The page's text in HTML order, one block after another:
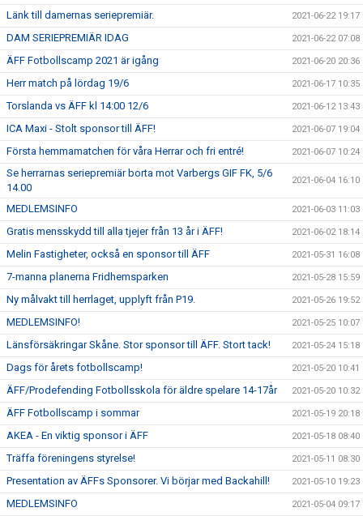
Länk till damernas seriepremiär. 2021-06-22 19:17
DAM SERIEPREMIÄR IDAG 2021-06-22 07:08
ÄFF Fotbollscamp 2021 är igång 2021-06-20 20:36
Herr match på lördag 19/6 2021-06-17 10:35
Torslanda vs ÄFF kl 14:00 12/6 2021-06-12 13:43
ICA Maxi - Stolt sponsor till ÄFF! 2021-06-07 19:04
Första hemmamatchen för våra Herrar och fri entré! 2021-06-07 10:24
Se herrarnas seriepremiär borta mot Varbergs GIF FK, 5/6
14.00
2021-06-04 16:10
MEDLEMSINFO 2021-06-03 11:03
Gratis mensskydd till alla tjejer från 13 år i ÄFF! 2021-06-02 18:14
Melin Fastigheter, också en sponsor till ÄFF 2021-05-31 16:08
7-manna planerna Fridhemsparken 2021-05-28 15:59
Ny målvakt till herrlaget, upplyft från P19. 2021-05-26 19:52
MEDLEMSINFO! 2021-05-25 10:07
Länsförsäkringar Skåne. Stor sponsor till ÄFF. Stort tack! 2021-05-24 15:18
Dags för årets fotbollscamp! 2021-05-20 10:41
ÄFF/Prodefending Fotbollsskola för äldre spelare 14-17år 2021-05-20 10:32
ÄFF Fotbollscamp i sommar 2021-05-19 20:18
AKEA - En viktig sponsor i ÄFF 2021-05-18 08:40
Träffa föreningens styrelse! 2021-05-11 08:30
Presentation av ÄFFs Sponsorer. Vi börjar med Backahill! 2021-05-10 19:23
MEDLEMSINFO 2021-05-04 09:17